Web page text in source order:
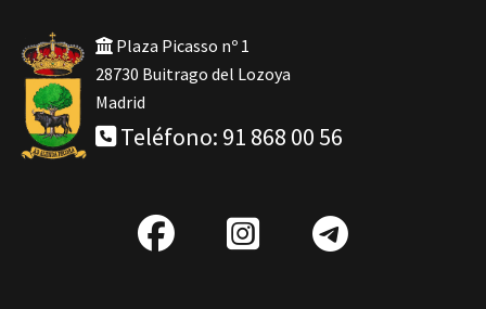
Plaza Picasso nº 1
28730 Buitrago del Lozoya
Madrid
Teléfono: 91 868 00 56
fab
IG